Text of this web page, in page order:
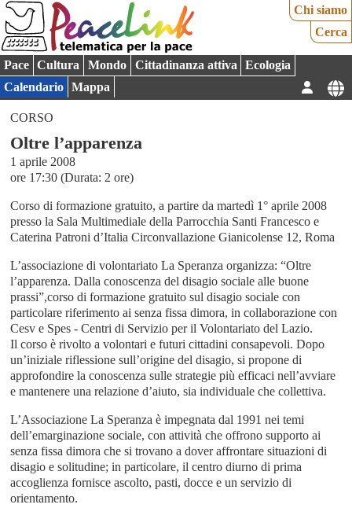
Chi siamo
Cerca
Pace Cultura Mondo Cittadinanza attiva
Ecologia
Calendario
Mappa
CORSO
Oltre l’apparenza
1 aprile 2008
ore 17:30 (Durata: 2 ore)
Corso di formazione gratuito, a partire da martedì 1° aprile 2008
presso la Sala Multimediale della Parrocchia Santi Francesco e
Caterina Patroni d’Italia Circonvallazione Gianicolense 12, Roma
L’associazione di volontariato La Speranza organizza: “Oltre
l’apparenza. Dalla conoscenza del disagio sociale alle buone
prassi”,corso di formazione gratuito sul disagio sociale con
particolare riferimento ai senza fissa dimora, in collaborazione con
Cesv e Spes - Centri di Servizio per il Volontariato del Lazio.
Il corso è rivolto a volontari e futuri cittadini consapevoli. Dopo
un’iniziale riflessione sull’origine del disagio, si propone di
approfondire la conoscenza sulle strategie più efficaci nell’avviare
e mantenere una relazione d’aiuto, sia individuale che collettiva.
L’Associazione La Speranza è impegnata dal 1991 nei temi
dell’emarginazione sociale, con attività che offrono supporto ai
senza fissa dimora che si trovano a dover affrontare situazioni di
disagio e solitudine; in particolare, il centro diurno di prima
accoglienza fornisce ascolto, pasti, docce e un servizio di
orientamento.